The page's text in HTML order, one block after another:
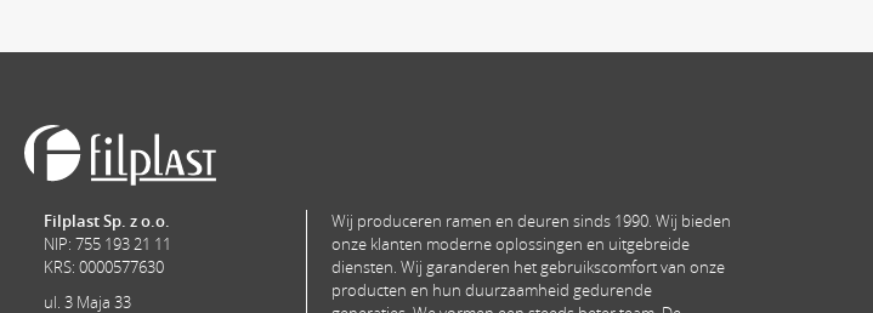
Filplast Sp. z o.o.
NIP: 755 193 21 11
KRS: 0000577630
ul. 3 Maja 33
Wij produceren ramen en deuren sinds 1990. Wij bieden
onze klanten moderne oplossingen en uitgebreide
diensten. Wij garanderen het gebruikscomfort van onze
producten en hun duurzaamheid gedurende